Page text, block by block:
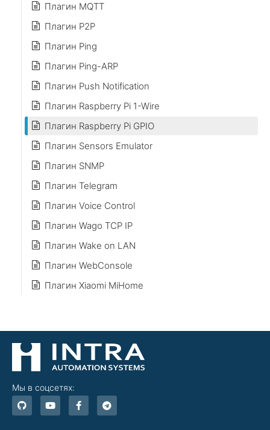
Плагин MQTT
Плагин P2P
Плагин Ping
Плагин Ping-ARP
Плагин Push Notification
Плагин Raspberry Pi 1-Wire
Плагин Raspberry Pi GPIO
Плагин Sensors Emulator
Плагин SNMP
Плагин Telegram
Плагин Voice Control
Плагин Wago TCP IP
Плагин Wake on LAN
Плагин WebConsole
Плагин Xiaomi MiHome
Мы в соцсетях:
G
i
t
Y
o
u
F
a
c
T
e
l